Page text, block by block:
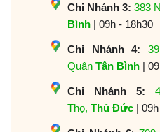
Chi Nhánh 3: 383
Bình | 09h - 18h30
Chi Nhánh 4:
Quận Tân Bình |
Chi Nhánh 5:
Thọ, Thủ Đức |